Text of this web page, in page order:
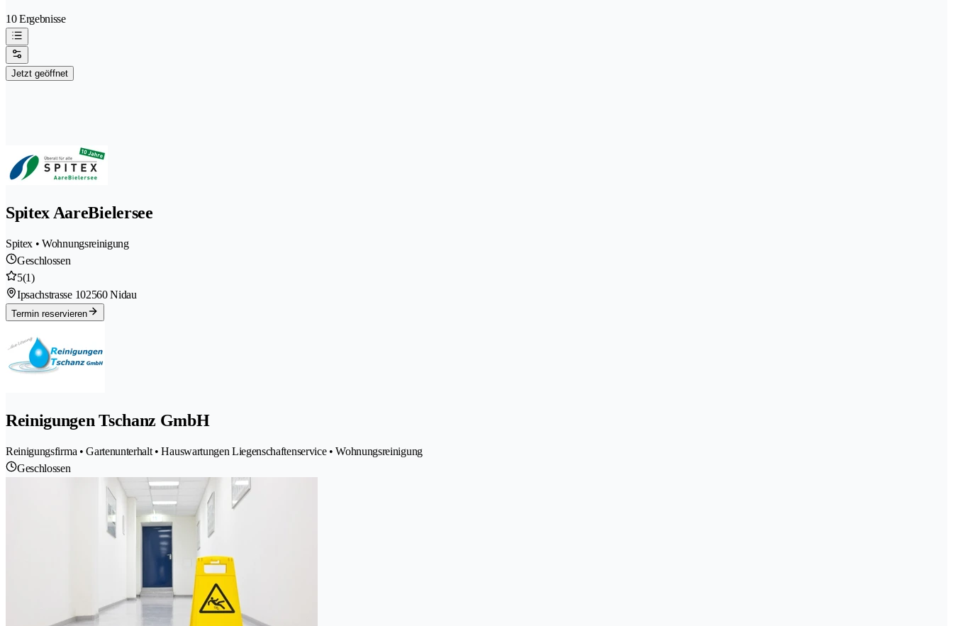
10 Ergebnisse
Jetzt geöffnet
Spitex AareBielersee
Spitex • Wohnungsreinigung
Geschlossen
5(1)
Ipsachstrasse 102560 Nidau
Termin reservieren
Reinigungen Tschanz GmbH
Reinigungsfirma • Gartenunterhalt • Hauswartungen Liegenschaftenservice • Wohnungsreinigung
Geschlossen